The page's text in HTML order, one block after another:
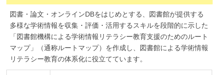
図書・論文・オンラインDBをはじめとする、図書館が提供する
多様な学術情報を収集・評価・活用するスキルを段階的に示した
「図書館機構による学術情報リテラシー教育支援のためのルート
マップ」（通称ルートマップ）を作成し、図書館による学術情報
リテラシー教育の体系化に役立てています。